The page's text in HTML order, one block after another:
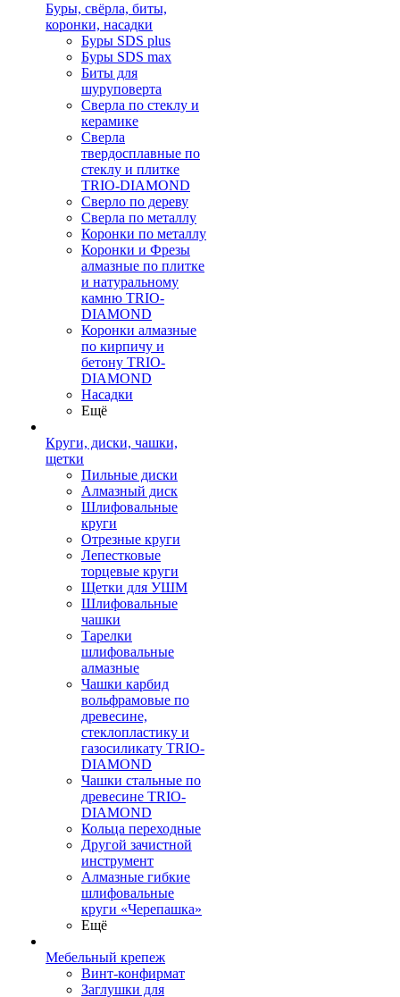
Буры, свёрла, биты,
коронки, насадки
Буры SDS plus
Буры SDS max
Биты для
шуруповерта
Сверла по стеклу и
керамике
Сверла
твердосплавные по
стеклу и плитке
TRIO-DIAMOND
Сверло по дереву
Сверла по металлу
Коронки по металлу
Коронки и Фрезы
алмазные по плитке
и натуральному
камню TRIO-
DIAMOND
Коронки алмазные
по кирпичу и
бетону TRIO-
DIAMOND
Насадки
Ещё
Круги, диски, чашки,
щетки
Пильные диски
Алмазный диск
Шлифовальные
круги
Отрезные круги
Лепестковые
торцевые круги
Щетки для УШМ
Шлифовальные
чашки
Тарелки
шлифовальные
алмазные
Чашки карбид
вольфрамовые по
древесине,
стеклопластику и
газосиликату TRIO-
DIAMOND
Чашки стальные по
древесине TRIO-
DIAMOND
Кольца переходные
Другой зачистной
инструмент
Алмазные гибкие
шлифовальные
круги «Черепашка»
Ещё
Мебельный крепеж
Винт-конфирмат
Заглушки для